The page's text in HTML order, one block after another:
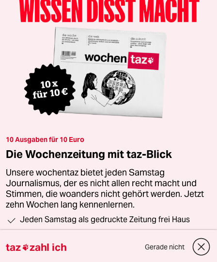
10 Ausgaben für 10 Euro
Die Wochenzeitung mit taz-Blick
Unsere wochentaz bietet jeden Samstag
Journalismus, der es nicht allen recht macht und
Stimmen, die woanders nicht gehört werden. Jetzt
zehn Wochen lang kennenlernen.
Jeden Samstag als gedruckte Zeitung frei Haus
taz zahl ich Gerade nicht